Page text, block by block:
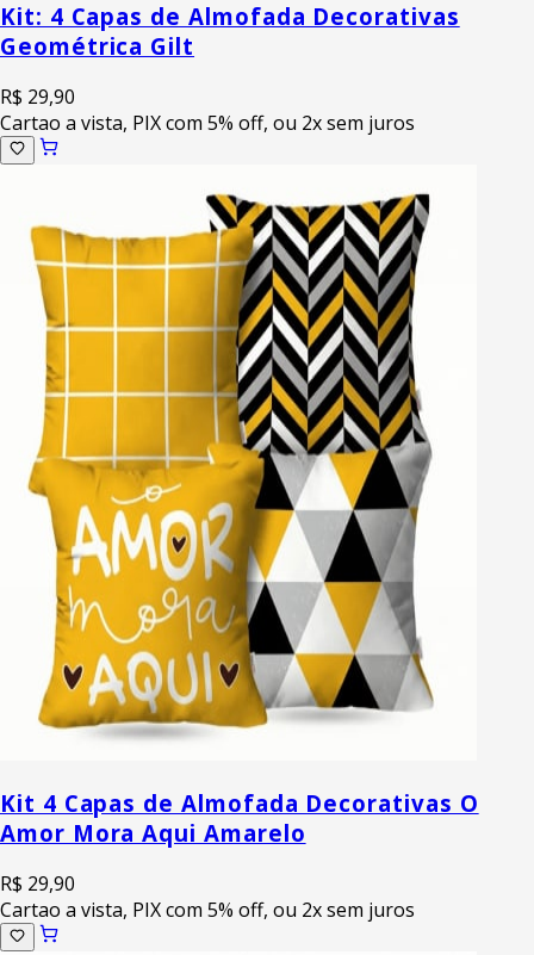
Kit: 4 Capas de Almofada Decorativas
Geométrica Gilt
R$ 29,90
Cartao a vista, PIX com 5% off, ou 2x sem juros
Kit 4 Capas de Almofada Decorativas O
Amor Mora Aqui Amarelo
R$ 29,90
Cartao a vista, PIX com 5% off, ou 2x sem juros